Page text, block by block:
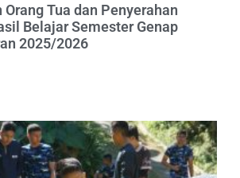
Tua dan Penyerahan
Belajar Semester Genap
2025/2026